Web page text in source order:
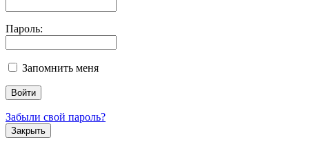
Пароль:
Запомнить меня
Забыли свой пароль?
Закрыть